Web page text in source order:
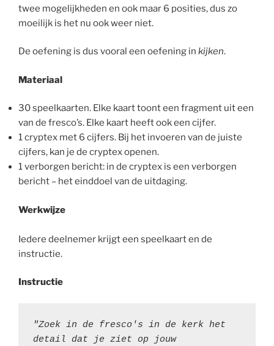
twee mogelijkheden en ook maar 6 posities, dus zo
moeilijk is het nu ook weer niet.
De oefening is dus vooral een oefening in kijken.
Materiaal
30 speelkaarten. Elke kaart toont een fragment uit een
van de fresco’s. Elke kaart heeft ook een cijfer.
1 cryptex met 6 cijfers. Bij het invoeren van de juiste
cijfers, kan je de cryptex openen.
1 verborgen bericht: in de cryptex is een verborgen
bericht – het einddoel van de uitdaging.
Werkwijze
Iedere deelnemer krijgt een speelkaart en de
instructie.
Instructie
"Zoek in de fresco's in de kerk het
detail dat je ziet op jouw